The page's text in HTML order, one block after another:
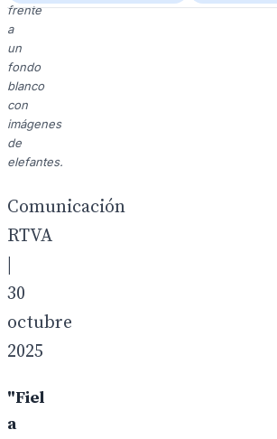
frente
a
un
fondo
blanco
con
imágenes
de
elefantes.
Comunicación
RTVA
30
octubre
2025
"Fiel
a